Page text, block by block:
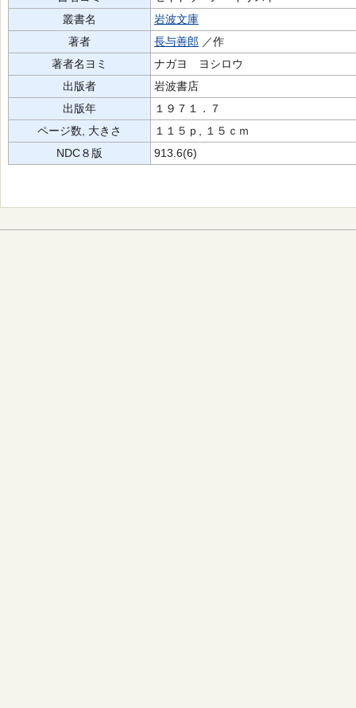
叢書名
岩波文庫
著者
長与善郎 ／作
著者名ヨミ
ナガヨ ヨシロウ
出版者
岩波書店
出版年
１９７１．７
ページ数, 大きさ
１１５ｐ, １５ｃｍ
NDC８版
913.6(6)